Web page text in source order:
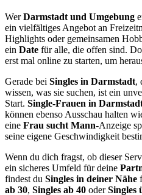
WerDarmstadt und Umgebung
ein vielfältiges Angebot an
Highlights oder gemeinsamen
ein Date für alle, die offen sind.
erst mal online zu starten, um
Gerade bei Singles in Darmstadt,
wissen, was sie suchen, ist ein
Start. Single-Frauen in
können ebenso Ausschau halten
eine Frau sucht Mann-Anzeige
seine eigene Geschwindigkeit
Wenn du dich fragst, ob dieser
ein sicheres Umfeld für deine
findest du Singles in deiner Nähe
ab 30, Singles ab 40 oderSingles